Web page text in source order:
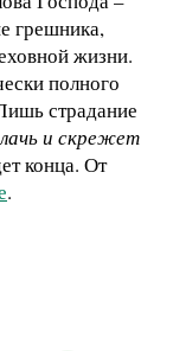
грешника,
жизни.
полного
страдание
и скрежет
конца. От
.